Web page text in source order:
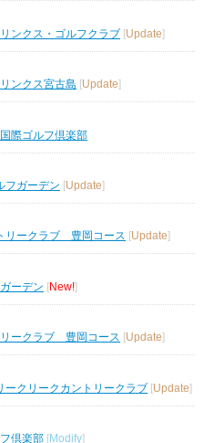
ンクス・ゴルフクラブ [Update]
ンクス宮古島 [Update]
際ゴルフ倶楽部
フガーデン [Update]
リークラブ 豊岡コース
Update
ーデン [New!]
リークラブ 豊岡コース
Update
ークリークカントリークラブ [Update]
倶楽部
Modify